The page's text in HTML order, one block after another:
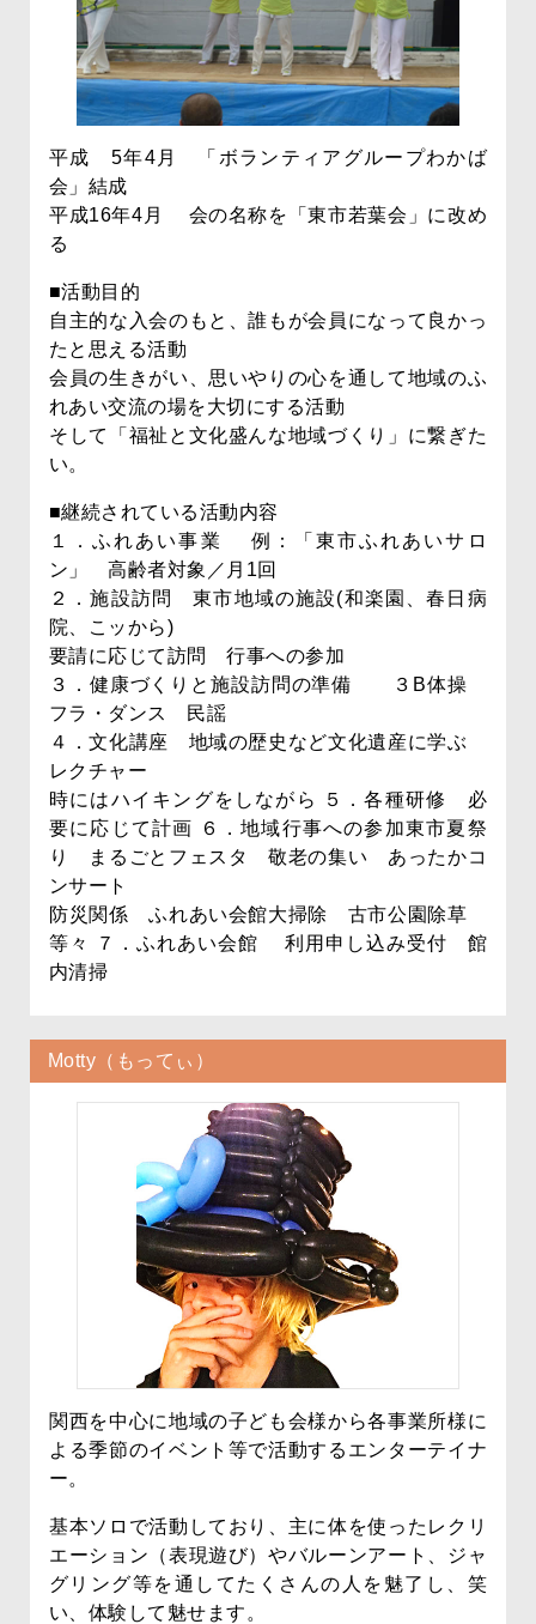
平成 5年4月 「ボランティアグループわかば
会」結成
平成16年4月 会の名称を「東市若葉会」に改め
る
■活動目的
自主的な入会のもと、誰もが会員になって良かっ
たと思える活動
会員の生きがい、思いやりの心を通して地域のふ
れあい交流の場を大切にする活動
そして「福祉と文化盛んな地域づくり」に繋ぎた
い。
■継続されている活動内容
１．ふれあい事業 例：「東市ふれあいサロ
ン」 高齢者対象／月1回
２．施設訪問 東市地域の施設(和楽園、春日病
院、こッから)
要請に応じて訪問 行事への参加
３．健康づくりと施設訪問の準備 ３B体操
フラ・ダンス 民謡
４．文化講座 地域の歴史など文化遺産に学ぶ
レクチャー
時にはハイキングをしながら ５．各種研修 必
要に応じて計画 ６．地域行事への参加東市夏祭
り まるごとフェスタ 敬老の集い あったかコ
ンサート
防災関係 ふれあい会館大掃除 古市公園除草
等々 ７．ふれあい会館 利用申し込み受付 館
内清掃
Motty（もってぃ）
関西を中心に地域の子ども会様から各事業所様に
よる季節のイベント等で活動するエンターテイナ
ー。
基本ソロで活動しており、主に体を使ったレクリ
エーション（表現遊び）やバルーンアート、ジャ
グリング等を通してたくさんの人を魅了し、笑
い、体験して魅せます。